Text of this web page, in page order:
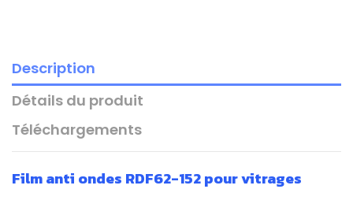
Description
Détails du produit
Téléchargements
Film anti ondes RDF62-152 pour vitrages